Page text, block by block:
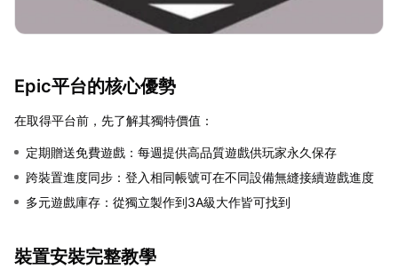
Epic平台的核心優勢
在取得平台前，先了解其獨特價值：
定期贈送免費遊戲：每週提供高品質遊戲供玩家永久保存
跨裝置進度同步：登入相同帳號可在不同設備無縫接續遊戲進度
多元遊戲庫存：從獨立製作到3A級大作皆可找到
裝置安裝完整教學